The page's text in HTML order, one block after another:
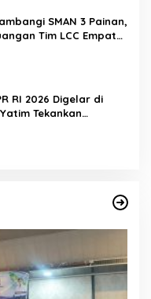
SMAN 3 Painan,
Tim LCC Empat
RI 2026 Digelar di
Tekankan
Generasi Muda